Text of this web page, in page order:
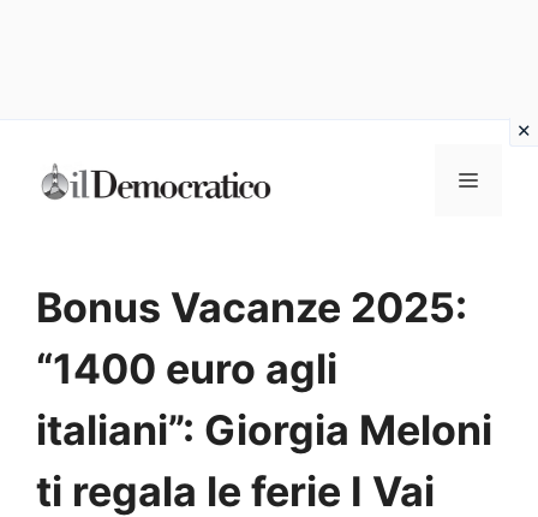
Menu
Bonus Vacanze 2025:
“1400 euro agli
italiani”: Giorgia Meloni
ti regala le ferie I Vai